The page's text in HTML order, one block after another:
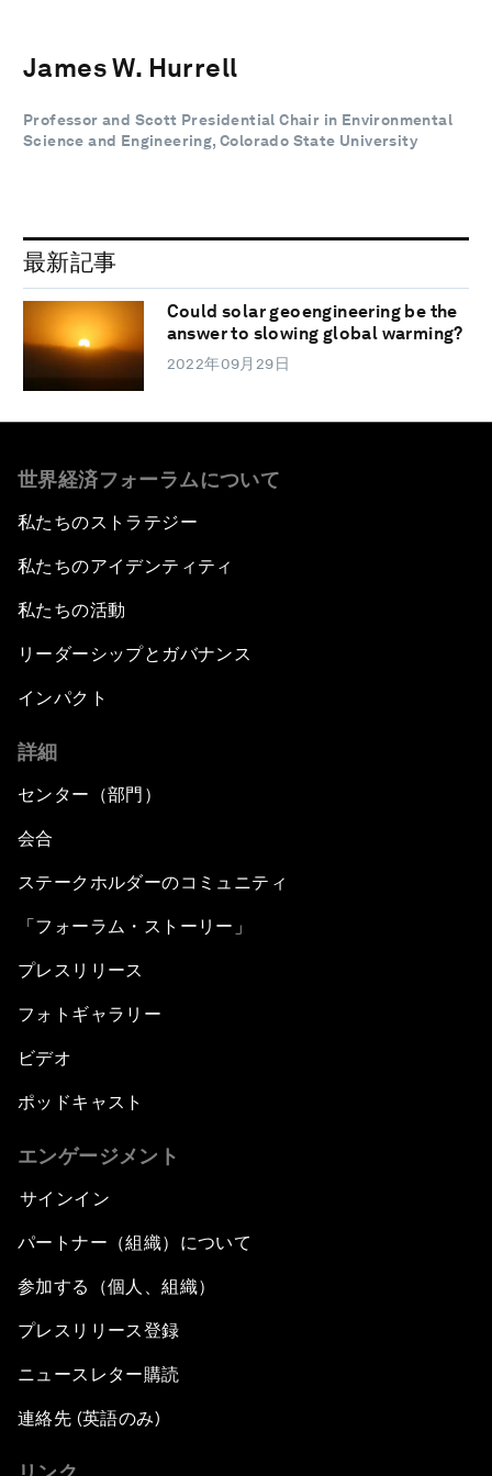
James W. Hurrell
Professor and Scott Presidential Chair in Environmental
Science and Engineering, Colorado State University
最新記事
Could solar geoengineering be the
answer to slowing global warming?
2022年09月29日
世界経済フォーラムについて
私たちのストラテジー
私たちのアイデンティティ
私たちの活動
リーダーシップとガバナンス
インパクト
詳細
センター（部門）
会合
ステークホルダーのコミュニティ
「フォーラム・ストーリー」
プレスリリース
フォトギャラリー
ビデオ
ポッドキャスト
エンゲージメント
サインイン
パートナー（組織）について
参加する（個人、組織）
プレスリリース登録
ニュースレター購読
連絡先 (英語のみ)